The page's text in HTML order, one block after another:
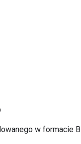
w formacie